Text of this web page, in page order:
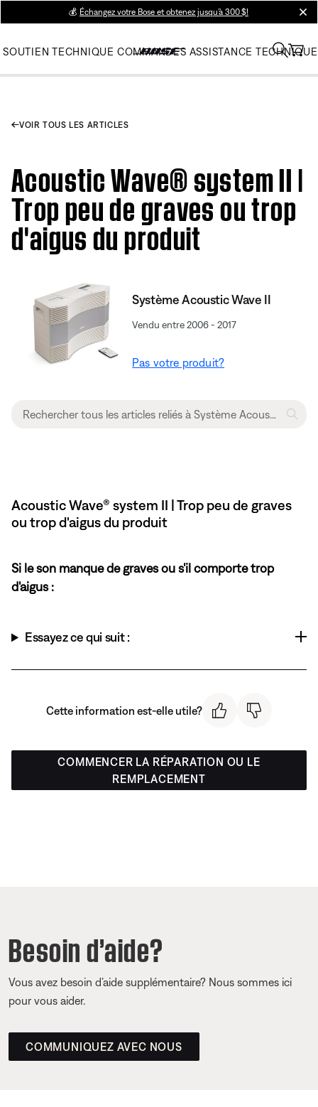
💰 Échangez votre Bose et obtenez jusqu’à 300 $!
SOUTIEN TECHNIQUE COMMANDES ASSISTANCE TECHNIQUE
VOIR TOUS LES ARTICLES
Acoustic Wave® system II |
Trop peu de graves ou trop
d'aigus du produit
Système Acoustic Wave II
Vendu entre 2006 - 2017
Pas votre produit?
Acoustic Wave® system II | Trop peu de graves
ou trop d'aigus du produit
Si le son manque de graves ou s'il comporte trop
d'aigus :
Essayez ce qui suit :
Cette information est-elle utile?
COMMENCER LA RÉPARATION OU LE
REMPLACEMENT
Besoin d’aide?
Vous avez besoin d’aide supplémentaire? Nous sommes ici
pour vous aider.
COMMUNIQUEZ AVEC NOUS